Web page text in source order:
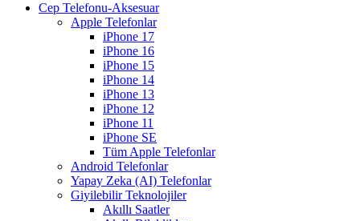
Cep Telefonu-Aksesuar
Apple Telefonlar
iPhone 17
iPhone 16
iPhone 15
iPhone 14
iPhone 13
iPhone 12
iPhone 11
iPhone SE
Tüm Apple Telefonlar
Android Telefonlar
Yapay Zeka (AI) Telefonlar
Giyilebilir Teknolojiler
Akıllı Saatler